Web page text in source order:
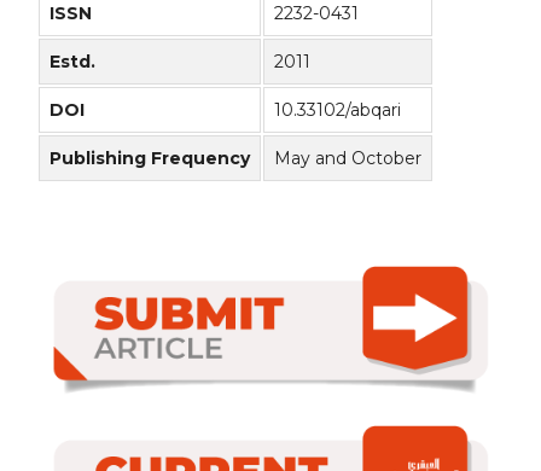
ISSN 2232-0431
Estd. 2011
DOI 10.33102/abqari
Publishing Frequency May and October